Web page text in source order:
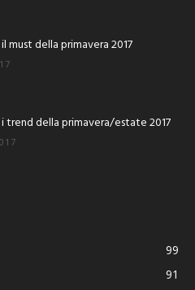
must della primavera 2017
trend della primavera/estate 2017
99
91